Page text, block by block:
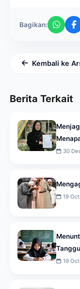
Bagikan:
Kembali ke
Berita Terkait
30
19
19